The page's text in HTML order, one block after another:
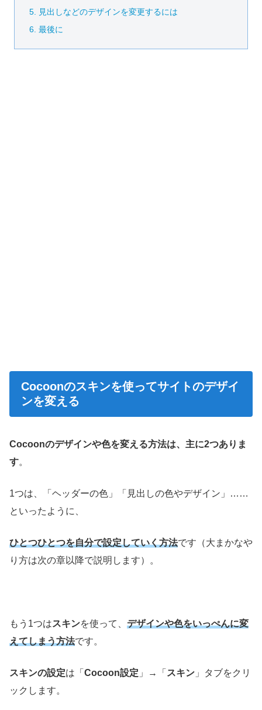
見出しなどのデザインを変更するには
最後に
Cocoonのスキンを使ってサイトのデザイ
ンを変える
Cocoonのデザインや色を変える方法は、主に2つありま
す。
1つは、「ヘッダーの色」「見出しの色やデザイン」……
といったように、
ひとつひとつを自分で設定していく方法です（大まかなや
り方は次の章以降で説明します）。
もう1つはスキンを使って、 デザインや色をいっぺんに変
えてしまう方法です。
スキンの設定は「 Cocoon設定 」→「 スキン 」タブをクリ
ックします。